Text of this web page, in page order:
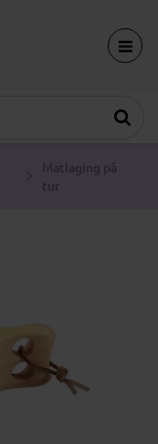
Matlaging på
tur